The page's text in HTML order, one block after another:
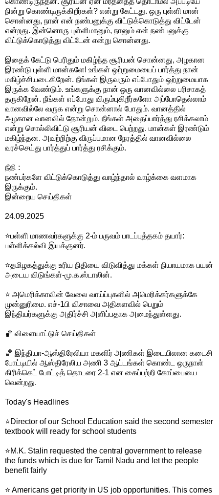
நின்று கொண்டிருக்கிறீர்கள்? என்று கேட்டது. ஒரு புள்ளி மான்
சொன்னது, நான் என் நண்பனுக்கு விட்டுக்கொடுத்து விட்டேன்
என்றது. இன்னொரு புள்ளிமானும், நானும் என் நண்பனுக்கு
விட்டுக்கொடுத்து விட்டேன் என்று சொன்னது.
இதைக் கேட்டு பெரிதும் மகிழ்ந்த சூரியன் சொன்னது, அழகான
இரண்டு புள்ளி மான்களே! உங்கள் ஒற்றுமையைப் பார்த்து நான்
மகிழ்ச்சியடைகிறேன். நீங்கள் இருவரும் எப்போதும் ஒற்றுமையாக
இருக்க வேண்டும். உங்களுக்கு நான் ஒரு வானவில்லை பரிசாகத்
தருகிறேன். நீங்கள் எப்போது விரும்புகிறீர்களோ அப்போதெல்லாம்
வானவில்லே வருக என்று சொன்னால் போதும். வானத்தில்
அழகான வானவில் தோன்றும். நீங்கள் அதைப்பார்த்து ரசிக்கலாம்
என்று சொல்லிவிட்டு சூரியன் விடை பெற்றது. மான்கள் இரண்டும்
மகிழ்ந்தன. அவற்றிற்கு விருப்பமான நேரத்தில் வானவில்லை
வரச்செய்து பார்த்துப் பார்த்து ரசிக்கும்.
நீதி :
நண்பர்களே விட்டுக்கொடுத்து வாழ்ந்தால் வாழ்க்கை வளமாக
இருக்கும்.
இன்றைய செய்திகள்
24.09.2025
⭐பள்ளி மாணவர்களுக்கு 2-ம் பருவம் பாடப்புத்தகம் தயார்:
பள்ளிக்கல்வி இயக்குனர்.
⭐தமிழகத்துக்கு உரிய நிதியை விடுவித்து மக்கள் நியாயமாக பயன்
அடைய விடுங்கள்-மு.க.ஸ்டாலின்.
⭐ அமெரிக்காவின் வேலை வாய்ப்புகளில் அமெரிக்கர்களுக்கே
முன்னுரிமை. எச்-1பி விசாவை அதிகளவில் பெறும்
இந்தியர்களுக்கு அதிர்ச்சி அளிப்பதாக அமைந்துள்ளது.
🏀 விளையாட்டுச் செய்திகள்
🏀 இந்தியா-ஆஸ்திரேலியா மகளிர் அணிகள் இடையிலான கடைசி
போட்டியில் ஆஸ்திரேலிய அணி 3 ஆட்டங்கள் கொண்ட ஒருநாள்
கிரிக்கெட் போட்டித் தொடரை 2-1 என கைப்பற்றி கோப்பையை
வென்றது.
Today's Headlines
⭐Director of our School Education said the second semester
textbook will ready for school students
⭐M.K. Stalin requested the central government to release
the funds which is due for Tamil Nadu and let the people
benefit fairly
⭐ Americans get priority in US job opportunities. This comes